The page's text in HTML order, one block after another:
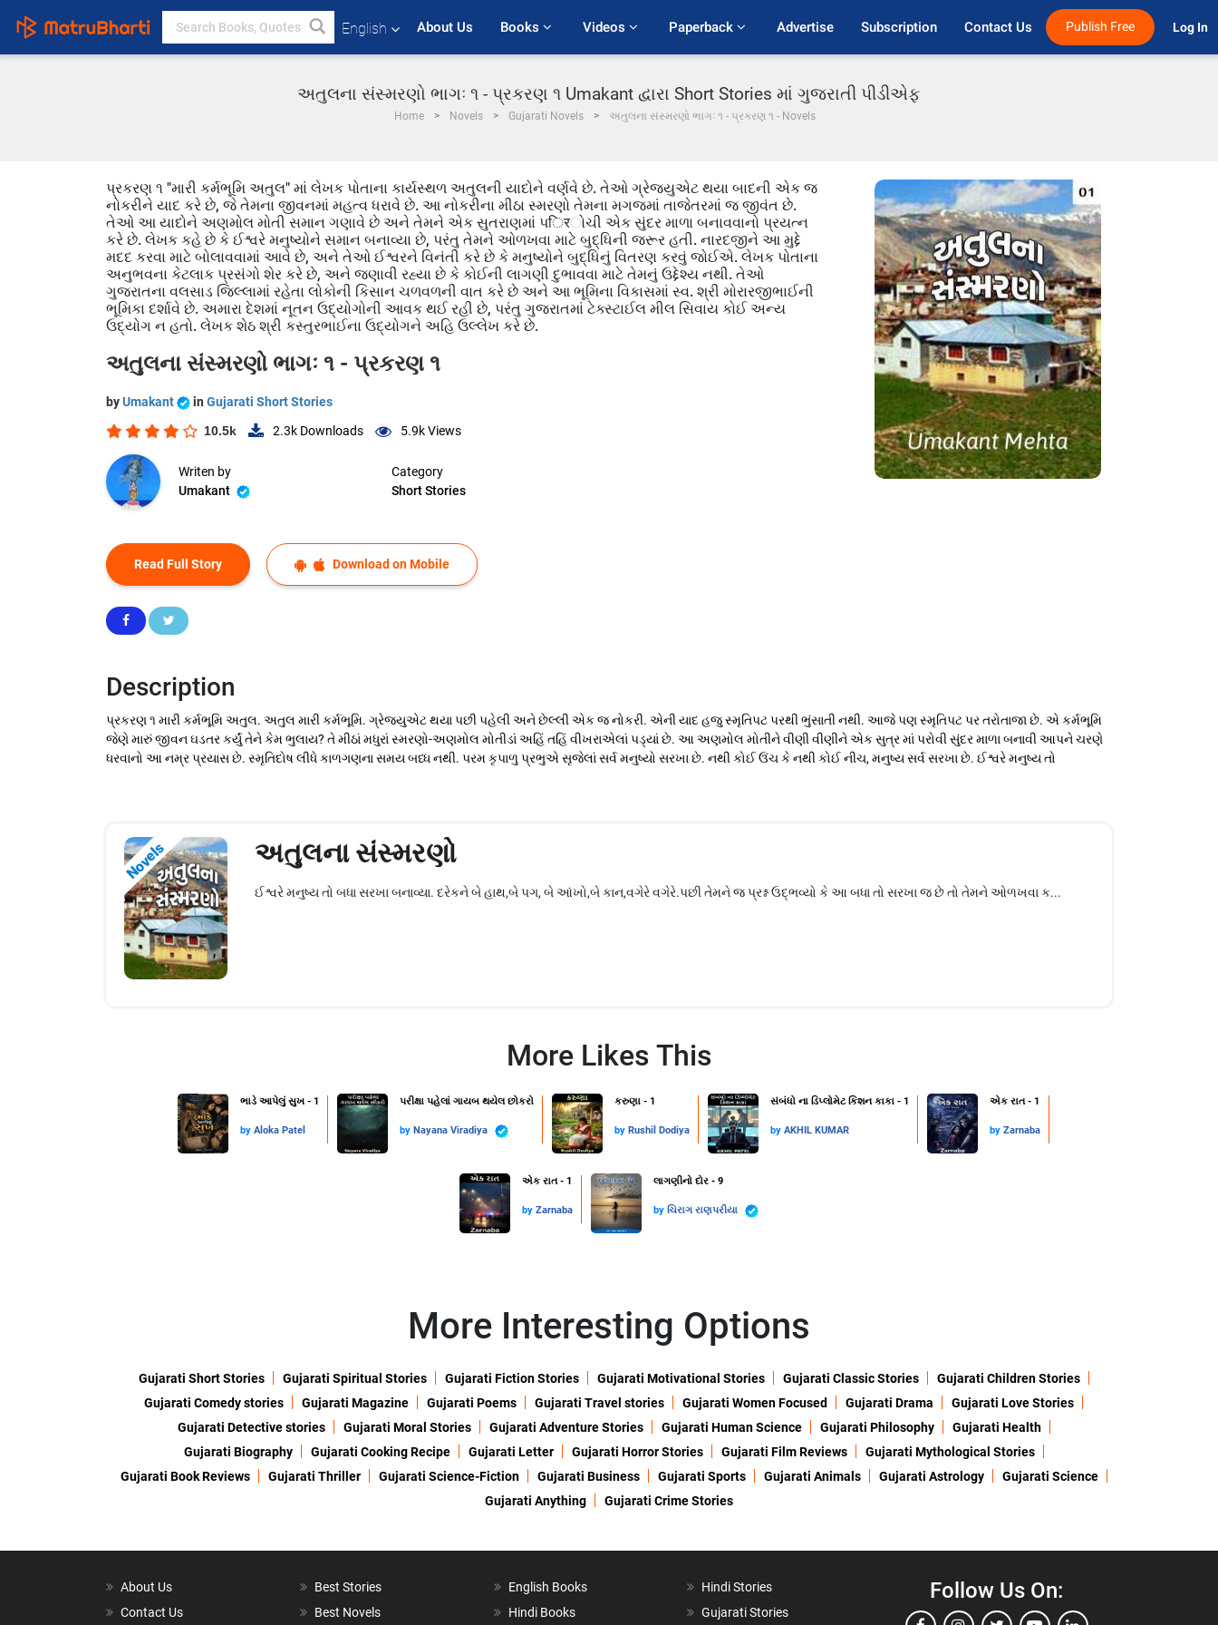
English About Us Books Videos Paperback Advertise Subscription Contact Us Publish Free Log In
અતુલના સંસ્મરણો ભાગઃ ૧ - પ્રકરણ ૧ Umakant દ્વારા Short Stories માં ગુજરાતી પીડીએફ
Home Novels Gujarati Novels અતુલના સંસ્મરણો ભાગઃ ૧ - પ્રકરણ ૧ - Novels
પ્રકરણ ૧ "મારી કર્મભૂમિ અતુલ" માં લેખક પોતાના કાર્યસ્થળ અતુલની યાદોને વર્ણવે છે. તેઓ ગ્રેજ્યુએટ થયા બાદની એક જ
નોકરીને યાદ કરે છે, જે તેમના જીવનમાં મહત્વ ધરાવે છે. આ નોકરીના મીઠા સ્મરણો તેમના મગજમાં તાજેતરમાં જ જીવંત છે.
તેઓ આ યાદોને અણમોલ મોતી સમાન ગણાવે છે અને તેમને એક સુતરાણમાં પिरોચી એક સુંદર માળા બનાવવાનો પ્રયત્ન
કરે છે. લેખક કહે છે કે ઈશ્વરે મનુષ્યોને સમાન બનાવ્યા છે, પરંતુ તેમને ઓળખવા માટે બુદ્ધિની જરૂર હતી. નારદજીને આ મુદ્દે
મદદ કરવા માટે બોલાવવામાં આવે છે, અને તેઓ ઈશ્વરને વિનંતી કરે છે કે મનુષ્યોને બુદ્ધિનું વિતરણ કરવું જોઈએ. લેખક પોતાના
અનુભવના કેટલાક પ્રસંગો શેર કરે છે, અને જણાવી રહ્યા છે કે કોઈની લાગણી દુભાવવા માટે તેમનું ઉદ્દેશ્ય નથી. તેઓ
ગુજરાતના વલસાડ જિલ્લામાં રહેતા લોકોની કિસાન ચળવળની વાત કરે છે અને આ ભૂમિના વિકાસમાં સ્વ. શ્રી મોરારજીભાઈની
ભૂમિકા દર્શાવે છે. અમારા દેશમાં નૂતન ઉદ્યોગોની આવક થઈ રહી છે, પરંતુ ગુજરાતમાં ટેક્સ્ટાઈલ મીલ સિવાય કોઈ અન્ય
ઉદ્યોગ ન હતો. લેખક શેઠ શ્રી કસ્તુરભાઈના ઉદ્યોગને અહિ ઉલ્લેખ કરે છે.
અતુલના સંસ્મરણો ભાગઃ ૧ - પ્રકરણ ૧
byUmakant in Gujarati Short Stories
10.5k 2.3k Downloads 5.9kViews
Writen by
Umakant
Category
Short Stories
Read Full Story Download on Mobile
Description
પ્રકરણ ૧ મારી કર્મભૂમિ અતુલ. અતુલ મારી કર્મભૂમિ. ગ્રેજ્યુએટ થયા પછી પહેલી અને છેલ્લી એક જ નોકરી. એની યાદ હજુ સ્મૃતિપટ પરથી ભુંસાતી નથી. આજે પણ સ્મૃતિપટ પર તરોતાજા છે. એ કર્મભૂમિ
જેણે મારું જીવન ઘડતર કર્યું તેને કેમ ભુલાય? તે મીઠાં મધુરાં સ્મરણો-અણમોલ મોતીડાં અહિં તહિં વીખરાએલાં પડ્યાં છે. આ અણમોલ મોતીને વીણી વીણીને એક સુત્ર માં પરોવી સુંદર માળા બનાવી આપને ચરણે
ધરવાનો આ નમ્ર પ્રયાસ છે. સ્મૃતિદોષ લીધે કાળગણના સમય બધ્ધ નથી. પરમ કૃપાળુ પ્રભુએ સૃજેલાં સર્વ મનુષ્યો સરખા છે. નથી કોઈ ઉંચ કે નથી કોઈ નીચ, મનુષ્ય સર્વ સરખા છે. ઈશ્વરે મનુષ્ય તો
Novels અતુલના સંસ્મરણો
ઈશ્વરે મનુષ્ય તો બધા સરખા બનાવ્યા. દરેકને બે હાથ,બે પગ, બે આંખો,બે કાન,વગેરે વગેરે.પછી તેમને જ પ્રશ્ન ઉદ્‍ભવ્યો કે આ બધા તો સરખા જ છે તો તેમને ઓળખવા ક...
More Likes This
ભાડે આપેલું સુખ - 1
by Aloka Patel
પરીક્ષા પહેલાં ગાયબ થયેલ છોકરો
by Nayana Viradiya
કરુણા - 1
by Rushil Dodiya
સંબંધો ના ડિપ્લોમેટ કિશન કાકા - 1
by AKHIL KUMAR
એક રાત - 1
by Zarnaba
એક રાત - 1
by Zarnaba
લાગણીનો દોર - 9
by ચિરાગ રાણપરીયા
More Interesting Options
Gujarati Short Stories Gujarati Spiritual Stories Gujarati Fiction Stories Gujarati Motivational Stories Gujarati Classic Stories
Gujarati Children Stories
Gujarati Comedy stories
Gujarati Magazine Gujarati Poems Gujarati Travel stories Gujarati Women Focused Gujarati Drama
Gujarati Love Stories
Gujarati Detective stories
Gujarati Moral Stories Gujarati Adventure Stories Gujarati Human Science Gujarati Philosophy
Gujarati Health
Gujarati Biography
Gujarati Cooking Recipe Gujarati Letter Gujarati Horror Stories Gujarati Film Reviews
Gujarati Mythological Stories
Gujarati Book Reviews
Gujarati Thriller Gujarati Science-Fiction Gujarati Business Gujarati Sports Gujarati Animals Gujarati Astrology
Gujarati Science
Gujarati Anything
Gujarati Crime Stories
About Us
Contact Us
Best Stories
Best Novels
English Books
Hindi Books
Hindi Stories
Gujarati Stories
Follow Us On: